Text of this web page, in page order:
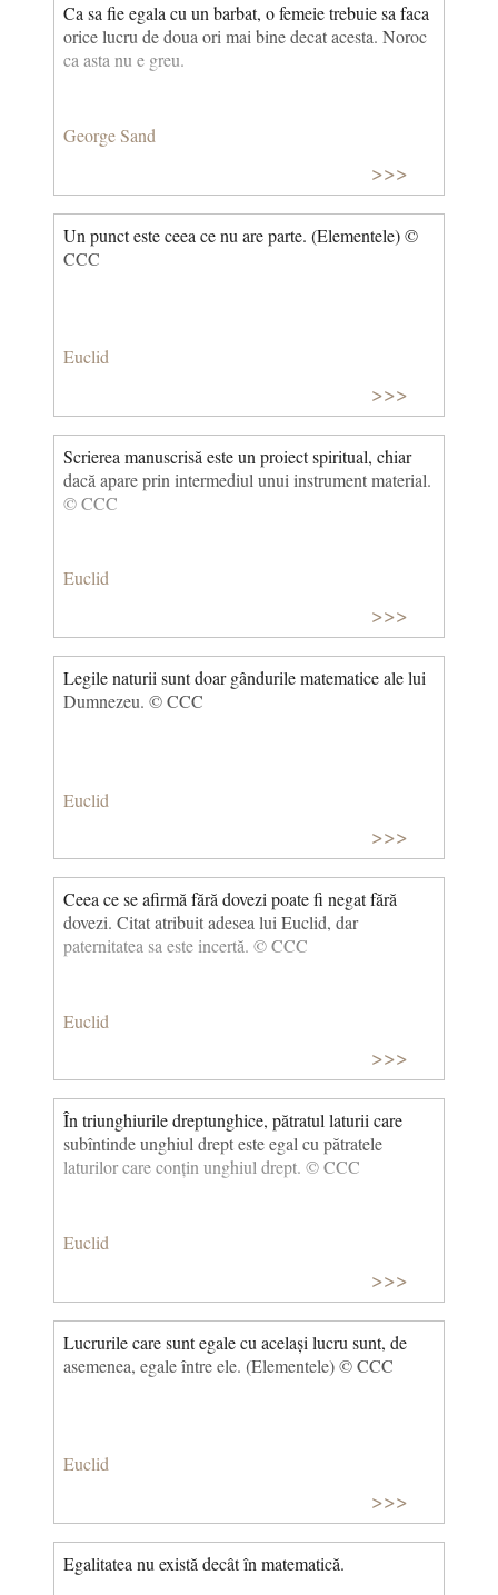
Ca sa fie egala cu un barbat, o femeie trebuie sa faca
orice lucru de doua ori mai bine decat acesta. Noroc
ca asta nu e greu.
George Sand
>>>
Un punct este ceea ce nu are parte. (Elementele) ©
CCC
Euclid
>>>
Scrierea manuscrisă este un proiect spiritual, chiar
dacă apare prin intermediul unui instrument material.
© CCC
Euclid
>>>
Legile naturii sunt doar gândurile matematice ale lui
Dumnezeu. © CCC
Euclid
>>>
Ceea ce se afirmă fără dovezi poate fi negat fără
dovezi. Citat atribuit adesea lui Euclid, dar
paternitatea sa este incertă. © CCC
Euclid
>>>
În triunghiurile dreptunghice, pătratul laturii care
subîntinde unghiul drept este egal cu pătratele
laturilor care conțin unghiul drept. © CCC
Euclid
>>>
Lucrurile care sunt egale cu același lucru sunt, de
asemenea, egale între ele. (Elementele) © CCC
Euclid
>>>
Egalitatea nu există decât în matematică.